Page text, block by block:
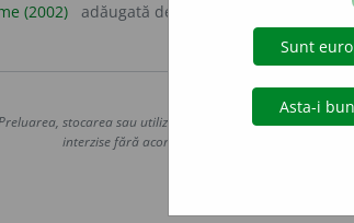
(2002) adăugată de
Copyright ©
stocarea sau utilizarea datelor de pe acest site,
interzise fără acordul nostru prealabil scris, cu